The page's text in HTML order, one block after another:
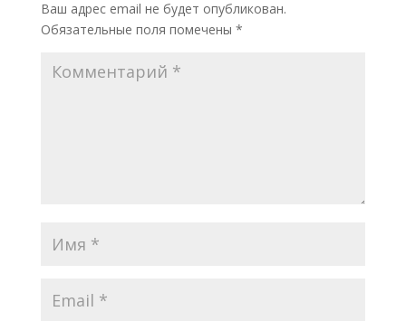
Ваш адрес email не будет опубликован.
Обязательные поля помечены *